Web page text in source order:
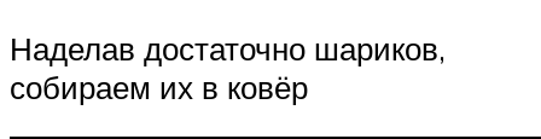
Наделав достаточно шариков,
собираем их в ковёр